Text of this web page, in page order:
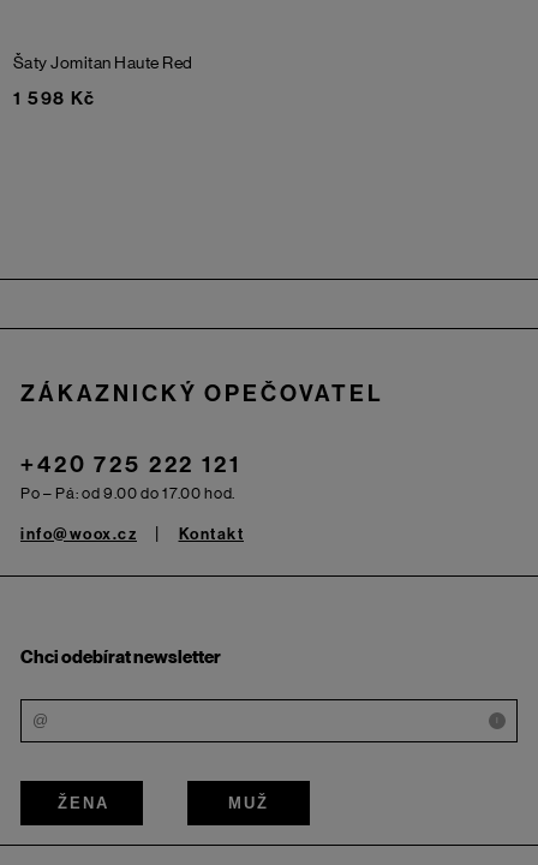
Šaty Jomitan Haute Red
1 598 Kč
ZÁKAZNICKÝ OPEČOVATEL
+420 725 222 121
Po – Pá: od 9.00 do 17.00 hod.
info@woox.cz Kontakt
Chci odebírat newsletter
i
ŽENA MUŽ